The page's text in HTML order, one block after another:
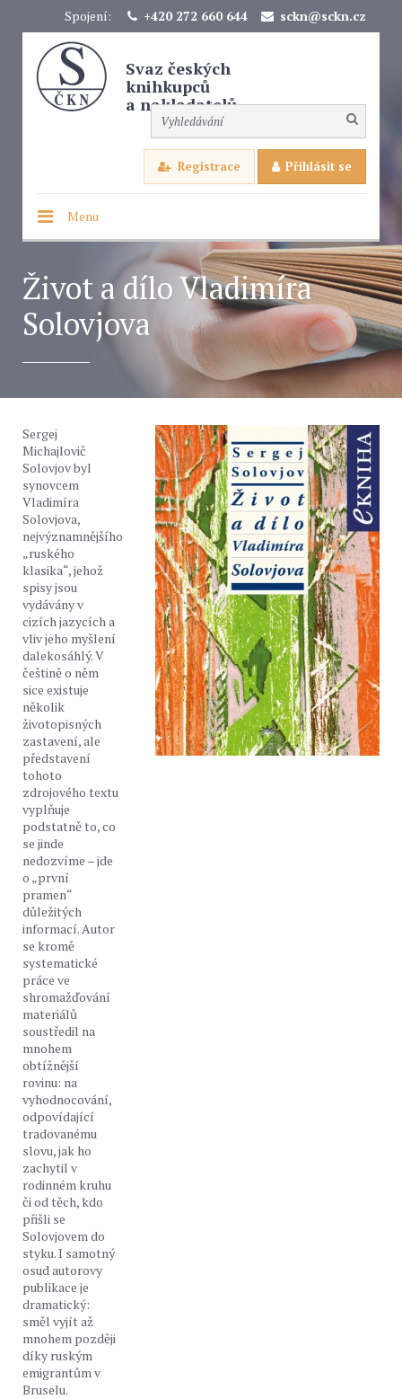
Spojení: +420 272 660 644 sckn@sckn.cz
Svaz českých
knihkupců
a nakladatelů
Registrace Přihlásit se
Menu
Život a dílo Vladimíra
Solovjova
Sergej
Michajlovič
Solovjov byl
synovcem
Vladimíra
Solovjova,
nejvýznamnějšího
„ruského
klasika“, jehož
spisy jsou
vydávány v
cizích jazycích a
vliv jeho myšlení
dalekosáhlý. V
češtině o něm
sice existuje
několik
životopisných
zastavení, ale
představení
tohoto
zdrojového textu
vyplňuje
podstatně to, co
se jinde
nedozvíme – jde
o „první
pramen“
důležitých
informací. Autor
se kromě
systematické
práce ve
shromažďování
materiálů
soustředil na
mnohem
obtížnější
rovinu: na
vyhodnocování,
odpovídající
tradovanému
slovu, jak ho
zachytil v
rodinném kruhu
či od těch, kdo
přišli se
Solovjovem do
styku. I samotný
osud autorovy
publikace je
dramatický:
směl vyjít až
mnohem později
díky ruským
emigrantům v
Bruselu.